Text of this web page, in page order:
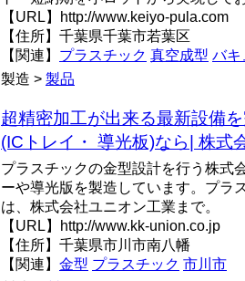
【URL】http://www.keiyo-pula.com
【住所】千葉県千葉市若葉区
【関連】 プラスチック 真空成型 バキ
製造 > 製品
超精密加工が出来る最新設備
(ICトレイ・ 導光板)なら| 株式
プラスチックの金型設計を行う株式
ーや導光版を製造しています。プラ
は、株式会社ユニオン工業まで。
【URL】http://www.kk-union.co.jp
【住所】千葉県市川市南八幡
【関連】 金型 プラスチック 市川市